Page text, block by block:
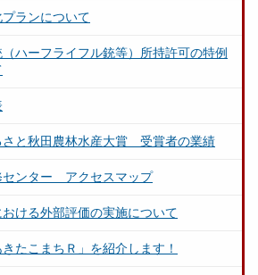
ランについて
ハーフライフル銃等）所持許可の特例
さと秋田農林水産大賞 受賞者の業績
センター アクセスマップ
ける外部評価の実施について
たこまちＲ」を紹介します！